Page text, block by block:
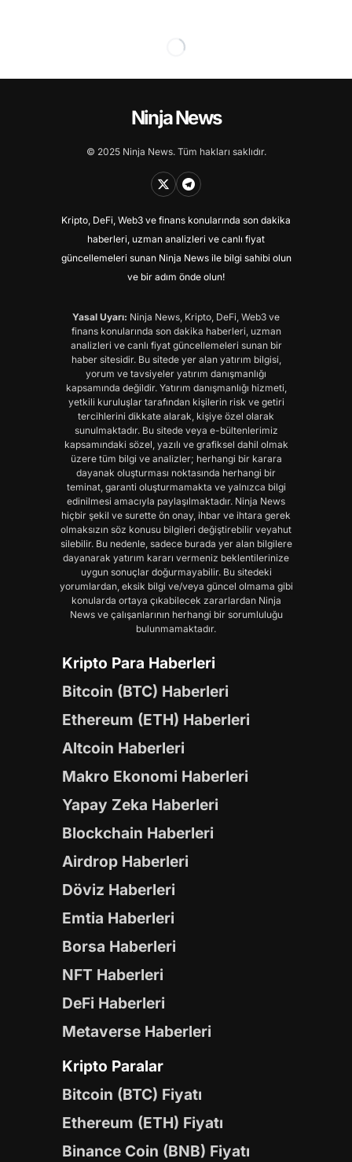
Ninja News
© 2025 Ninja News. Tüm hakları saklıdır.
Kripto, DeFi, Web3 ve finans konularında son dakika
haberleri, uzman analizleri ve canlı fiyat
güncellemeleri sunan Ninja News ile bilgi sahibi olun
ve bir adım önde olun!
Yasal Uyarı: Ninja News, Kripto, DeFi, Web3 ve
finans konularında son dakika haberleri, uzman
analizleri ve canlı fiyat güncellemeleri sunan bir
haber sitesidir. Bu sitede yer alan yatırım bilgisi,
yorum ve tavsiyeler yatırım danışmanlığı
kapsamında değildir. Yatırım danışmanlığı hizmeti,
yetkili kuruluşlar tarafından kişilerin risk ve getiri
tercihlerini dikkate alarak, kişiye özel olarak
sunulmaktadır. Bu sitede veya e-bültenlerimiz
kapsamındaki sözel, yazılı ve grafiksel dahil olmak
üzere tüm bilgi ve analizler; herhangi bir karara
dayanak oluşturması noktasında herhangi bir
teminat, garanti oluşturmamakta ve yalnızca bilgi
edinilmesi amacıyla paylaşılmaktadır. Ninja News
hiçbir şekil ve surette ön onay, ihbar ve ihtara gerek
olmaksızın söz konusu bilgileri değiştirebilir veyahut
silebilir. Bu nedenle, sadece burada yer alan bilgilere
dayanarak yatırım kararı vermeniz beklentilerinize
uygun sonuçlar doğurmayabilir. Bu sitedeki
yorumlardan, eksik bilgi ve/veya güncel olmama gibi
konularda ortaya çıkabilecek zararlardan Ninja
News ve çalışanlarının herhangi bir sorumluluğu
bulunmamaktadır.
Kripto Para Haberleri
Bitcoin (BTC) Haberleri
Ethereum (ETH) Haberleri
Altcoin Haberleri
Makro Ekonomi Haberleri
Yapay Zeka Haberleri
Blockchain Haberleri
Airdrop Haberleri
Döviz Haberleri
Emtia Haberleri
Borsa Haberleri
NFT Haberleri
DeFi Haberleri
Metaverse Haberleri
Kripto Paralar
Bitcoin (BTC) Fiyatı
Ethereum (ETH) Fiyatı
Binance Coin (BNB) Fiyatı